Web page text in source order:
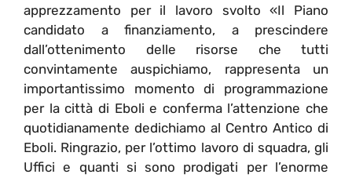
apprezzamento per il lavoro svolto «Il Piano
candidato a finanziamento, a prescindere
dall’ottenimento delle risorse che tutti
convintamente auspichiamo, rappresenta un
importantissimo momento di programmazione
per la città di Eboli e conferma l’attenzione che
quotidianamente dedichiamo al Centro Antico di
Eboli. Ringrazio, per l’ottimo lavoro di squadra, gli
Uffici e quanti si sono prodigati per l’enorme